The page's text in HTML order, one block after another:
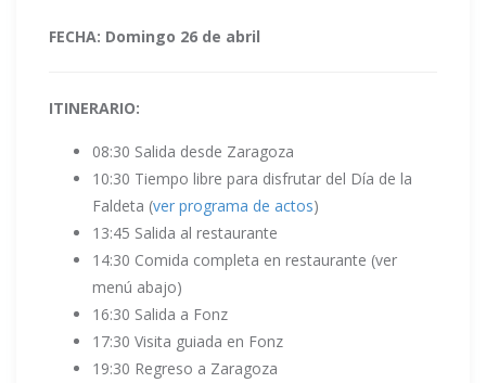
FECHA: Domingo 26 de abril
ITINERARIO:
08:30 Salida desde Zaragoza
10:30 Tiempo libre para disfrutar del Día de la
Faldeta (ver programa de actos)
13:45 Salida al restaurante
14:30 Comida completa en restaurante (ver
menú abajo)
16:30 Salida a Fonz
17:30 Visita guiada en Fonz
19:30 Regreso a Zaragoza